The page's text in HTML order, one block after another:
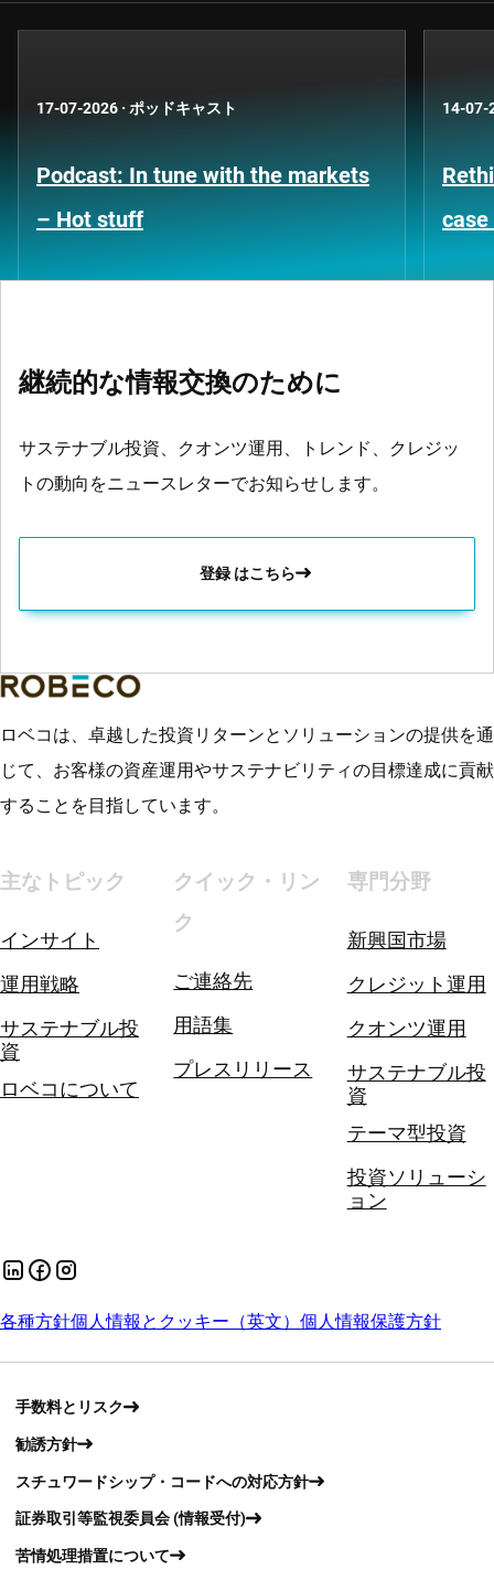
17-07-2026 · ポッドキャスト
Podcast: In tune with the markets
– Hot stuff
14-07-
継続的な情報交換のために
サステナブル投資、クオンツ運用、トレンド、クレジッ
トの動向をニュースレターでお知らせします。
登録 はこちら
ロベコは、卓越した投資リターンとソリューションの提供を通
じて、お客様の資産運用やサステナビリティの目標達成に貢献
することを目指しています。
主なトピック
インサイト
運用戦略
サステナブル投
資
ロベコについて
クイック・リン
ク
ご連絡先
用語集
プレスリリース
専門分野
新興国市場
クレジット運用
クオンツ運用
サステナブル投
資
テーマ型投資
投資ソリューシ
ョン
各種方針個人情報とクッキー（英文） 個人情報保護方針
手数料とリスク
勧誘方針
スチュワードシップ・コードへの対応方針
証券取引等監視委員会 (情報受付)
苦情処理措置について